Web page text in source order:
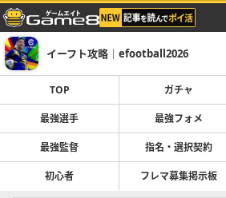
イーフト攻略｜efootball2026
TOP ガチャ
最強選手 最強フォメ
最強監督 指名・選択契約
初心者 フレマ募集掲示板